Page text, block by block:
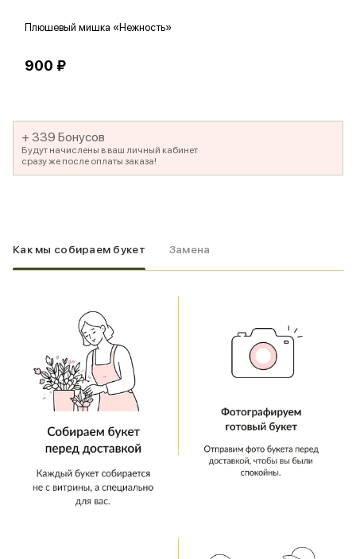
Плюшевый мишка «Нежность»
900 ₽
+ 339 Бонусов
Будут начислены в ваш личный кабинет
сразу же после оплаты заказа!
Как мы собираем букет Замена